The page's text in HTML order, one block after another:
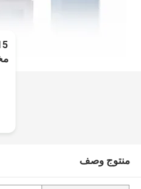
منتوج وصف